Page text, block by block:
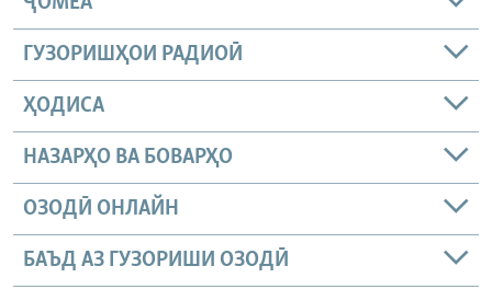
ГУЗОРИШҲОИ РАДИОӢ
ҲОДИСА
НАЗАРҲО ВА БОВАРҲО
ОЗОДӢ ОНЛАЙН
БАЪД АЗ ГУЗОРИШИ ОЗОДӢ